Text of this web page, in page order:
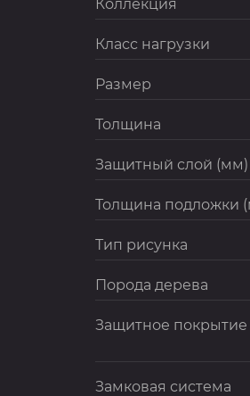
Коллекция
Класс нагрузки
Размер
Толщина
Защитный слой (мм)
Толщина подложки
Тип рисунка
Порода дерева
Защитное покрытие
Замковая система